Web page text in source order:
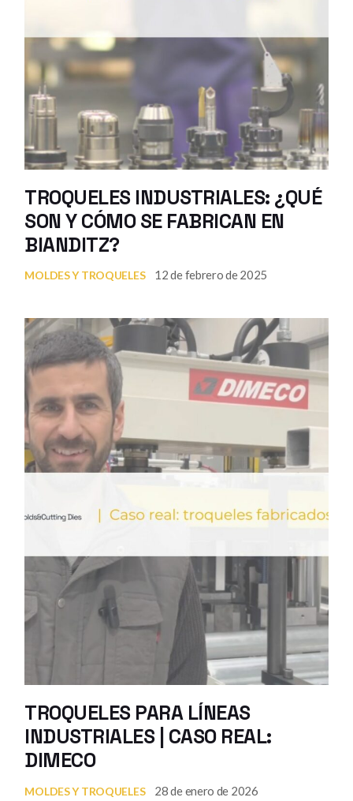
TROQUELES INDUSTRIALES: ¿QUÉ
SON Y CÓMO SE FABRICAN EN
BIANDITZ?
MOLDES Y TROQUELES 12 de febrero de 2025
TROQUELES PARA LÍNEAS
INDUSTRIALES | CASO REAL:
DIMECO
MOLDES Y TROQUELES 28 de enero de 2026